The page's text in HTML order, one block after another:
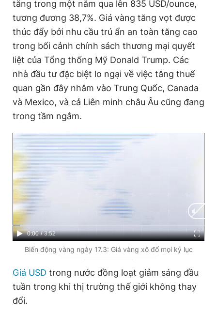
tăng trong một năm qua lên 835 USD/ounce,
tương đương 38,7%. Giá vàng tăng vọt được
thúc đẩy bởi nhu cầu trú ẩn an toàn tăng cao
trong bối cảnh chính sách thương mại quyết
liệt của Tổng thống Mỹ Donald Trump. Các
nhà đầu tư đặc biệt lo ngại về việc tăng thuế
quan gần đây nhắm vào Trung Quốc, Canada
và Mexico, và cả Liên minh châu Âu cũng đang
trong tầm ngắm.
C
u
e
0:00 / D
u
a
t
3:52
Biến động vàng ngày 17.3: Giá vàng xô đổ mọi kỷ lục
Giá USD trong nước đồng loạt giảm sáng đầu
tuần trong khi thị trường thế giới không thay
đổi.